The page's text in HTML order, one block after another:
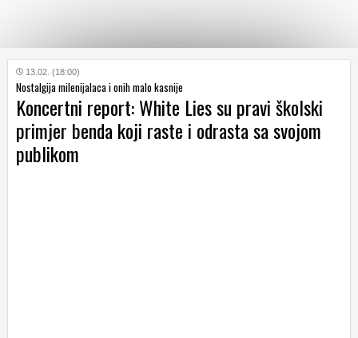
KATEGORIJE
HRVATSKI
WEB
13.02. (18:00)
Nostalgija milenijalaca i onih malo kasnije
Koncertni report: White Lies su pravi školski
primjer benda koji raste i odrasta sa svojom
publikom